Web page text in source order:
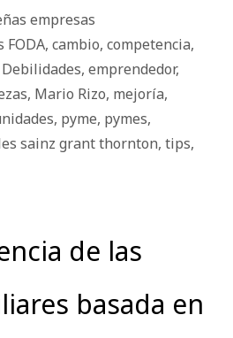
empresas
FODA, cambio, competencia,
Debilidades, emprendedor,
, Mario Rizo, mejoría,
, pyme, pymes,
sainz grant thornton, tips,
de las
basada en